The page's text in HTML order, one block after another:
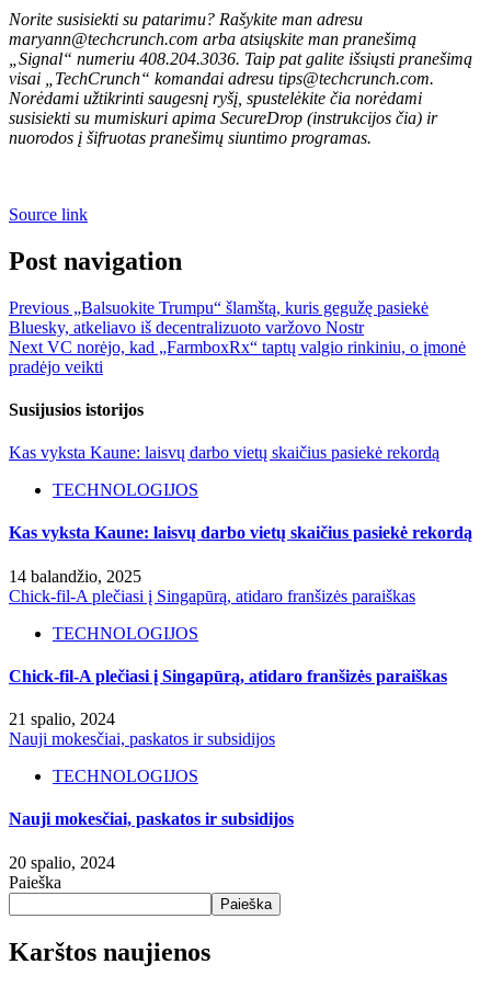
Norite susisiekti su patarimu? Rašykite man adresu
maryann@techcrunch.com arba atsiųskite man pranešimą
„Signal“ numeriu 408.204.3036. Taip pat galite išsiųsti pranešimą
visai „TechCrunch“ komandai adresu tips@techcrunch.com.
Norėdami užtikrinti saugesnį ryšį, spustelėkite čia norėdami
susisiekti su mumiskuri apima SecureDrop (instrukcijos čia) ir
nuorodos į šifruotas pranešimų siuntimo programas.
Source link
Post navigation
Previous „Balsuokite Trumpu“ šlamštą, kuris gegužę pasiekė
Bluesky, atkeliavo iš decentralizuoto varžovo Nostr
Next VC norėjo, kad „FarmboxRx“ taptų valgio rinkiniu, o įmonė
pradėjo veikti
Susijusios istorijos
Kas vyksta Kaune: laisvų darbo vietų skaičius pasiekė rekordą
TECHNOLOGIJOS
Kas vyksta Kaune: laisvų darbo vietų skaičius pasiekė rekordą
14 balandžio, 2025
Chick-fil-A plečiasi į Singapūrą, atidaro franšizės paraiškas
TECHNOLOGIJOS
Chick-fil-A plečiasi į Singapūrą, atidaro franšizės paraiškas
21 spalio, 2024
Nauji mokesčiai, paskatos ir subsidijos
TECHNOLOGIJOS
Nauji mokesčiai, paskatos ir subsidijos
20 spalio, 2024
Paieška
Paieška
Karštos naujienos